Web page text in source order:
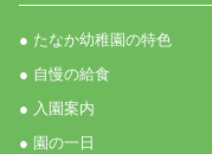
● たなか幼稚園の特色
● 自慢の給食
● 入園案内
● 園の一日